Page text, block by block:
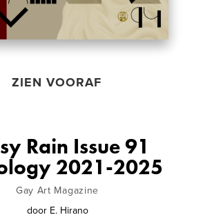
ZIEN VOORAF
Rain Issue 91
2021-2025
Gay Art Magazine
door E. Hirano